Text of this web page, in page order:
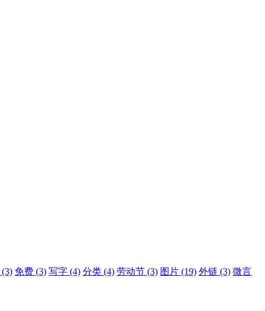
(3) 免费 (3) 写字 (4) 分类 (4) 劳动节 (3) 图片 (19) 外链 (3) 微言